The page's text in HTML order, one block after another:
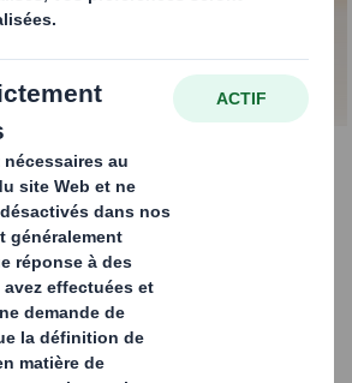
NOUS
de
et fournissons une large